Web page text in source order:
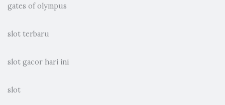
gates of olympus
slot terbaru
slot gacor hari ini
slot